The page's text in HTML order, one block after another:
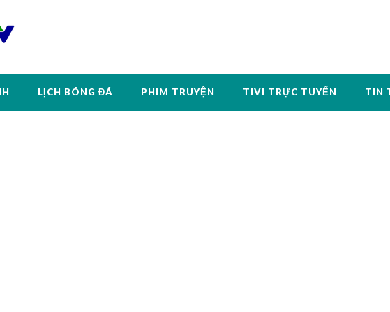
LỊCH BÓNG ĐÁ PHIM TRUYỆN TIVI TRỰC TUYẾN TIN